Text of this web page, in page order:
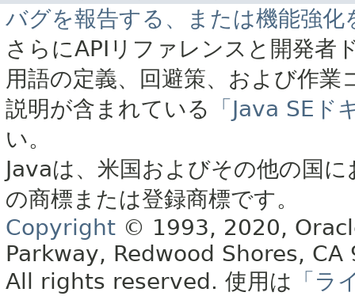
バグを報告する、または機能強化
さらにAPIリファレンスと開発者
用語の定義、回避策、および作
説明が含まれている
「Java SE
い。
Javaは、米国およびその他の国
の商標または登録商標です。
Copyright © 1993, 2020,
Parkway, Redwood Shores, CA
All rights reserved. 使用は 「ラ